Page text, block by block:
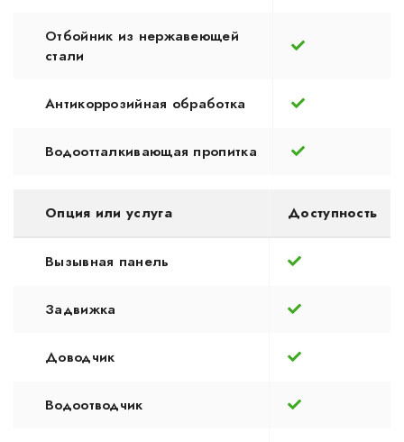
Отбойник из нержавеющей
стали
Антикоррозийная обработка
Водоотталкивающая пропитка
Опция или услуга Доступность
Вызывная панель
Задвижка
Доводчик
Водоотводчик